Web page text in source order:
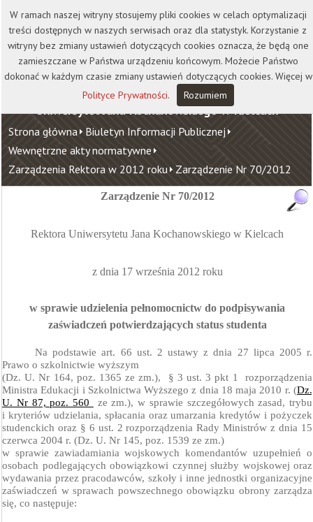
Kontakt Biblioteka
Wydawnictwo
Wirtualna Uczelnia
Uniwersytet Jana Kochanowskiego w Kielcach
Strona główna Biuletyn Informacji Publicznej
Wewnętrzne akty normatywne
Zarządzenia Rektora w 2012 roku Zarządzenie Nr 70/2012
Zarządzenie Nr 70/2012
Rektora Uniwersytetu Jana Kochanowskiego w Kielcach
z dnia 17 września 2012 roku
w sprawie udzielenia pełnomocnictw do podpisywania
zaświadczeń potwierdzających status studenta
Na podstawie art. 66 ust. 2 ustawy z dnia 27 lipca 2005 r.
Prawo o szkolnictwie wyższym
(Dz. U. Nr 164, poz. 1365 ze zm.),
§ 3 ust. 3 pkt 1
rozporządzenia
Ministra Edukacji i Szkolnictwa Wyższego z dnia 18 maja 2010 r. (Dz.
U. Nr 87, poz. 560
ze zm.), w sprawie szczegółowych zasad, trybu
i kryteriów udzielania, spłacania oraz umarzania kredytów i pożyczek
studenckich oraz § 6 ust. 2 rozporządzenia Rady Ministrów z dnia 15
czerwca 2004 r. (Dz. U. Nr 145, poz. 1539 ze zm.)
w sprawie zawiadamiania wojskowych komendantów uzupełnień o
osobach podlegających obowiązkowi czynnej służby wojskowej oraz
wydawania przez pracodawców, szkoły i inne jednostki organizacyjne
zaświadczeń w sprawach powszechnego obowiązku obrony zarządza
się, co następuje:
W ramach naszej witryny stosujemy pliki cookies w celach optymalizacji
treści dostępnych w naszych serwisach oraz dla statystyk. Korzystanie z
witryny bez zmiany ustawień dotyczących cookies oznacza, że będą one
zamieszczane w Państwa urządzeniu końcowym. Możecie Państwo
dokonać w każdym czasie zmiany ustawień dotyczących cookies. Więcej w
Polityce Prywatności. Rozumiem